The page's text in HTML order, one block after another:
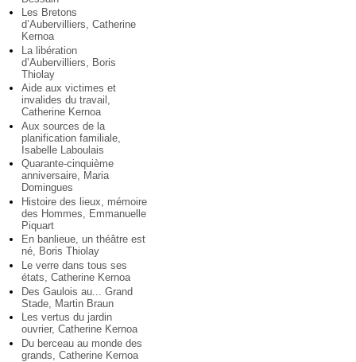
Les Bretons
d’Aubervilliers, Catherine
Kernoa
La libération
d’Aubervilliers, Boris
Thiolay
Aide aux victimes et
invalides du travail,
Catherine Kernoa
Aux sources de la
planification familiale,
Isabelle Laboulais
Quarante-cinquième
anniversaire, Maria
Domingues
Histoire des lieux, mémoire
des Hommes, Emmanuelle
Piquart
En banlieue, un théâtre est
né, Boris Thiolay
Le verre dans tous ses
états, Catherine Kernoa
Des Gaulois au... Grand
Stade, Martin Braun
Les vertus du jardin
ouvrier, Catherine Kernoa
Du berceau au monde des
grands, Catherine Kernoa